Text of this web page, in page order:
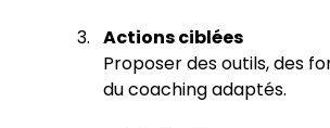
Actions ciblées
Proposer des outils, des
du coaching adaptés.